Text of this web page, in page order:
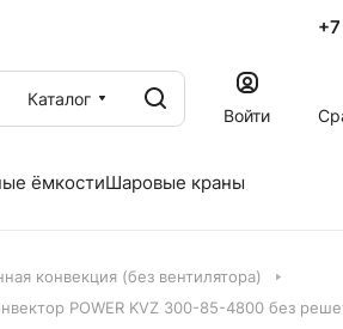
Каталог
Войти
ёмкостиШаровые краны
конвекция (без вентилятора)
POWER KVZ 300-85-4800 без